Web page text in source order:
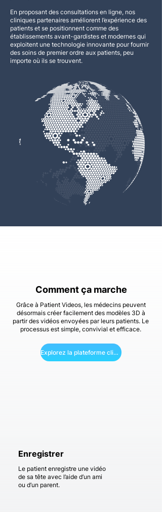
En proposant des consultations en ligne, nos
cliniques partenaires améliorent l’expérience des
patients et se positionnent comme des
établissements avant-gardistes et modernes qui
exploitent une technologie innovante pour fournir
des soins de premier ordre aux patients, peu
importe où ils se trouvent.
Comment ça marche
Grâce à Patient Videos, les médecins peuvent
désormais créer facilement des modèles 3D à
partir des vidéos envoyées par leurs patients. Le
processus est simple, convivial et efficace.
Explorez la plateforme clinique
Enregistrer
Le patient enregistre une vidéo
de sa tête avec l’aide d’un ami
ou d’un parent.